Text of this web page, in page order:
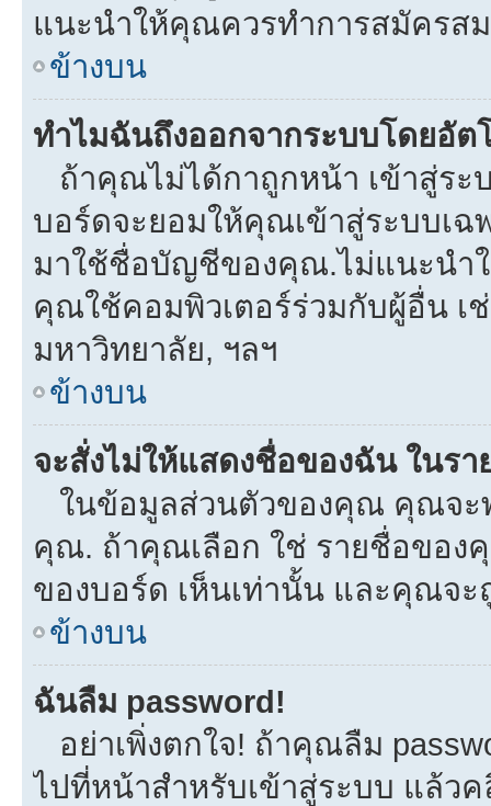
แนะนำให้คุณควรทำการสมัครส
ข้างบน
ทำไมฉันถึงออกจากระบบโดยอัต
ถ้าคุณไม่ได้กาถูกหน้า เข้าสู่ระ
บอร์ดจะยอมให้คุณเข้าสู่ระบบเ
มาใช้ชื่อบัญชีของคุณ.ไม่แนะนำ
คุณใช้คอมพิวเตอร์ร่วมกับผู้อื่น เ
มหาวิทยาลัย, ฯลฯ
ข้างบน
จะสั่งไม่ให้แสดงชื่อของฉัน ในร
ในข้อมูลส่วนตัวของคุณ คุณจะ
คุณ. ถ้าคุณเลือก ใช่ รายชื่อของ
ของบอร์ด เห็นเท่านั้น และคุณจ
ข้างบน
ฉันลืม password!
อย่าเพิ่งตกใจ! ถ้าคุณลืม
ไปที่หน้าสำหรับเข้าสู่ระบบ แล้ว